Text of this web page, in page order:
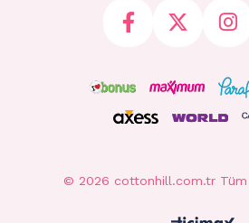
© 2026 cottonhill.com.tr Tüm